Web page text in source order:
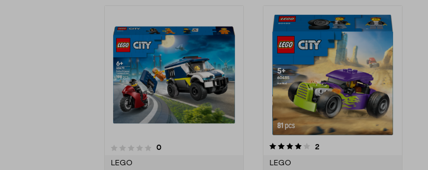
0recensioner
LEGO
4.0av 5 stjärnor 2
LEGO